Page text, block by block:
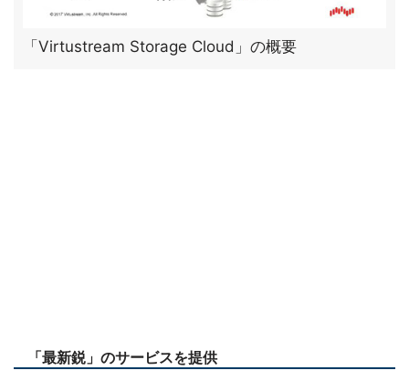
「Virtustream Storage Cloud」の概要
「最新鋭」のサービスを提供